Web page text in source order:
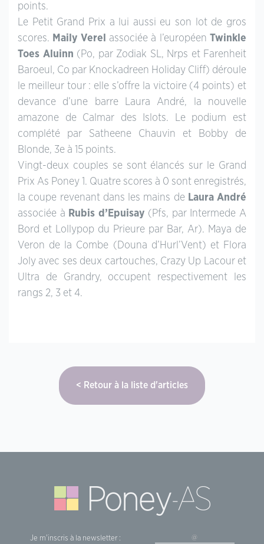
points.
Le Petit Grand Prix a lui aussi eu son lot de gros
scores. Maily Verel associée à l’européenTwinkle
Toes Aluinn (Po, par Zodiak SL, Nrps et Farenheit
Baroeul, Co par Knockadreen Holiday Cliff) déroule
le meilleur tour : elle s’offre la victoire (4 points) et
devance d’une barre Laura André, la nouvelle
amazone de Calmar des Islots. Le podium est
complété par Satheene Chauvin et Bobby de
Blonde, 3e à 15 points.
Vingt-deux couples se sont élancés sur le Grand
Prix As Poney 1. Quatre scores à 0 sont enregistrés,
la coupe revenant dans les mains de Laura André
associée à Rubis d’Epuisay (Pfs, par Intermede A
Bord et Lollypop du Prieure par Bar, Ar). Maya de
Veron de la Combe (Douna d’Hurl’Vent) et Flora
Joly avec ses deux cartouches, Crazy Up Lacour et
Ultra de Grandry, occupent respectivement les
rangs 2, 3 et 4.
Retour à la liste d'articles
Je m'inscris à la newsletter :